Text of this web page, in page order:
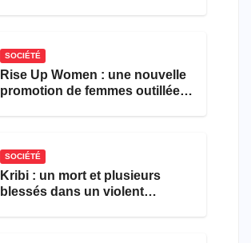
SOCIÉTÉ
Rise Up Women : une nouvelle
promotion de femmes outillées
SOCIÉTÉ
Kribi : un mort et plusieurs
blessés dans un violent